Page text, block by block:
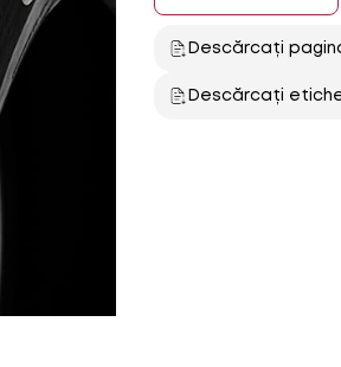
Descărcați
Descărcați